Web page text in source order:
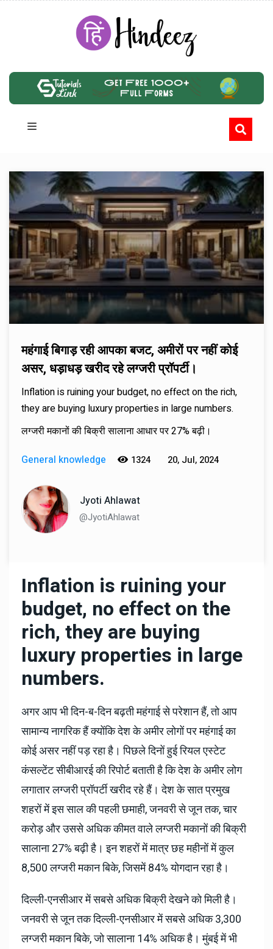
महंगाई बिगाड़ रही आपका बजट, अमीरों पर नहीं कोई
असर, धड़ाधड़ खरीद रहे लग्जरी प्रॉपर्टी।
Inflation is ruining your budget, no effect on the rich,
they are buying luxury properties in large numbers.
लग्जरी मकानों की बिक्री सालाना आधार पर 27% बढ़ी।
General knowledge
1324 20, Jul, 2024
Jyoti Ahlawat
@JyotiAhlawat
Inflation is ruining your
budget, no effect on the
rich, they are buying
luxury properties in large
numbers.
अगर आप भी दिन-ब-दिन बढ़ती महंगाई से परेशान हैं, तो आप
सामान्य नागरिक हैं क्योंकि देश के अमीर लोगों पर महंगाई का
कोई असर नहीं पड़ रहा है। पिछले दिनों हुई रियल एस्टेट
कंसल्टेंट सीबीआरई की रिपोर्ट बताती है कि देश के अमीर लोग
लगातार लग्जरी प्रॉपर्टी खरीद रहे हैं। देश के सात प्रमुख
शहरों में इस साल की पहली छमाही, जनवरी से जून तक, चार
करोड़ और उससे अधिक कीमत वाले लग्जरी मकानों की बिक्री
सालाना 27% बढ़ी है। इन शहरों में मात्र छह महीनों में कुल
8,500 लग्जरी मकान बिके, जिसमें 84% योगदान रहा है।
दिल्ली-एनसीआर में सबसे अधिक बिक्री देखने को मिली है।
जनवरी से जून तक दिल्ली-एनसीआर में सबसे अधिक 3,300
लग्जरी मकान बिके, जो सालाना 14% अधिक है। मुंबई में भी